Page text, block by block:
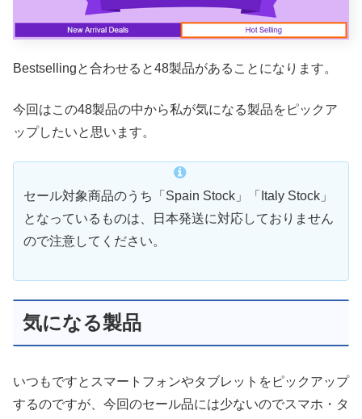
Bestsellingと合わせると48製品があることになります。
今回はこの48製品の中から私が気になる製品をピックア
ップしたいと思います。
セール対象商品のうち「Spain Stock」「Italy Stock」
となっているものは、日本発送に対応しておりません
ので注意してください。
気になる製品
いつもですとスマートフォンやタブレットをピックアップ
するのですが、今回のセール品には少ないのでスマホ・タ